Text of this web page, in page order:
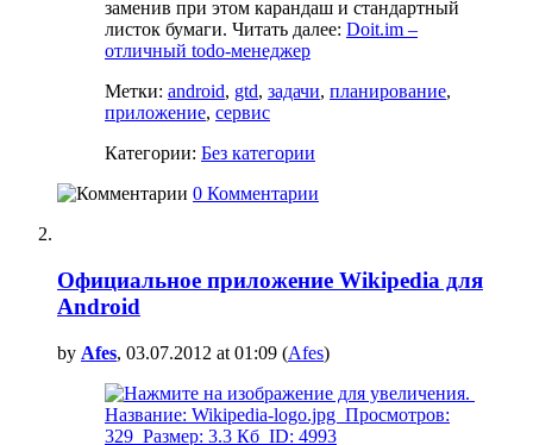
заменив при этом карандаш и стандартный
листок бумаги. Читать далее: Doit.im –
отличный todo-менеджер
Метки: android, gtd, задачи, планирование,
приложение, сервис
Категории: Без категории
0 Комментарии
Официальное приложение Wikipedia для
Android
by Afes, 03.07.2012 at 01:09 (Afes)